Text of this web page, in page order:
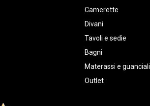
Camerette
Divani
Tavoli e sedie
Bagni
Materassi e guanciali
Outlet